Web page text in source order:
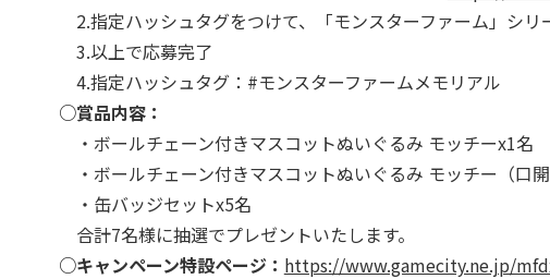
2.指定ハッシュタグをつけて、「モンスターファーム」シリ
3.以上で応募完了
4.指定ハッシュタグ：#モンスターファームメモリアル
○賞品内容：
・ボールチェーン付きマスコットぬいぐるみ モッチーx1名
・ボールチェーン付きマスコットぬいぐるみ モッチー（口
・缶バッジセットx5名
合計7名様に抽選でプレゼントいたします。
○キャンペーン特設ページ： https://www.gamecity.ne.jp/